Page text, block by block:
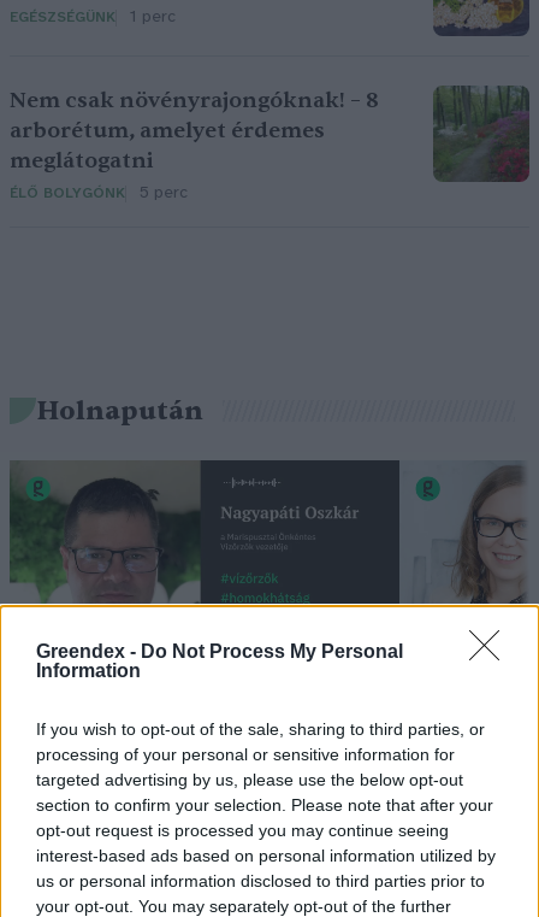
Greendex - Do Not Process My Personal
Information
If you wish to opt-out of the sale, sharing to third parties, or
processing of your personal or sensitive information for
targeted advertising by us, please use the below opt-out
section to confirm your selection. Please note that after your
opt-out request is processed you may continue seeing
interest-based ads based on personal information utilized by
us or personal information disclosed to third parties prior to
your opt-out. You may separately opt-out of the further
EGÉSZSÉGÜNK 1 perc
Nem csak növényrajongóknak! – 8
arborétum, amelyet érdemes
meglátogatni
ÉLŐ BOLYGÓNK 5 perc
Holnapután
„Mindegy már, hogy milyen
víz, csak víz legyen” |
Holnapután
Greendex 55:58
A
az ember
Greendex